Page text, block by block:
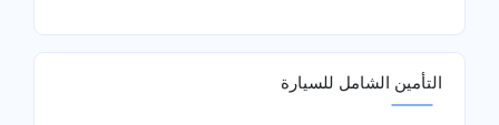
التأمين الشامل للسيارة